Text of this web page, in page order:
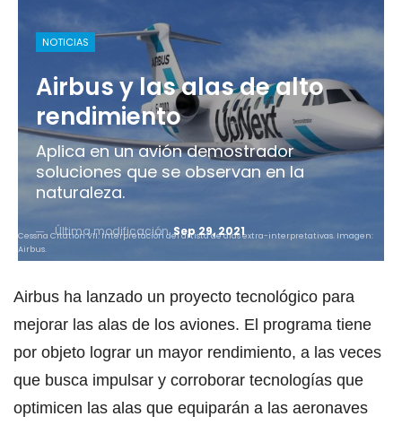
NOTICIAS
Airbus y las alas de alto
rendimiento
Aplica en un avión demostrador
soluciones que se observan en la
naturaleza.
Última modificaciónSep 29, 2021
Cessna Citation VII. Interpretación del artista de alas extra-interpretativas. Imagen:
Airbus.
Airbus ha lanzado un proyecto tecnológico para
mejorar las alas de los aviones. El programa tiene
por objeto lograr un mayor rendimiento, a las veces
que busca impulsar y corroborar tecnologías que
optimicen las alas que equiparán a las aeronaves